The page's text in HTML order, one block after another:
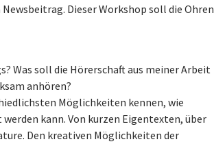
Dieser Workshop soll die Ohren
Was soll die Hörerschaft aus meiner Arbeit
anhören?
Möglichkeiten kennen, wie
kann. Von kurzen Eigentexten, über
Den kreativen Möglichkeiten der